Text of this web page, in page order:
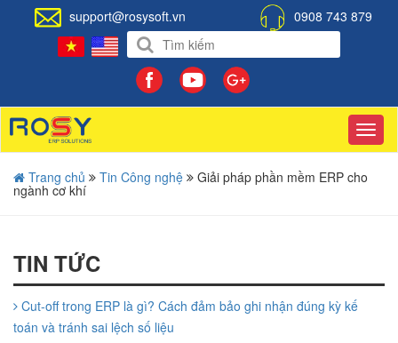
support@rosysoft.vn 0908 743 879
Trang chủ
Tin Công nghệ Giải pháp phần mềm ERP cho
ngành cơ khí
TIN TỨC
Cut-off trong ERP là gì? Cách đảm bảo ghi nhận đúng kỳ kế
toán và tránh sai lệch số liệu